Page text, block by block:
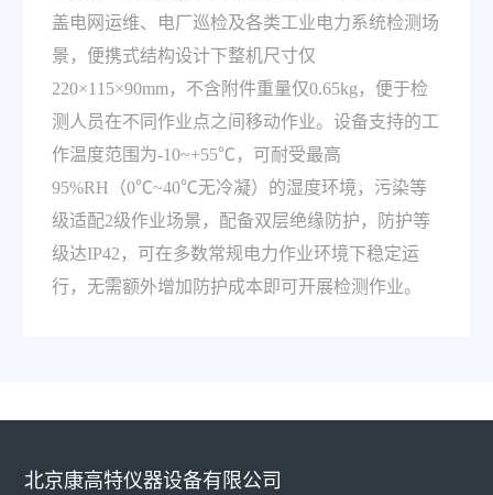
盖电网运维、电厂巡检及各类工业电力系统检测场
景，便携式结构设计下整机尺寸仅
220×115×90mm，不含附件重量仅0.65kg，便于检
测人员在不同作业点之间移动作业。设备支持的工
作温度范围为-10~+55℃，可耐受最高
95%RH（0℃~40℃无冷凝）的湿度环境，污染等
级适配2级作业场景，配备双层绝缘防护，防护等
级达IP42，可在多数常规电力作业环境下稳定运
行，无需额外增加防护成本即可开展检测作业。
北京康高特仪器设备有限公司